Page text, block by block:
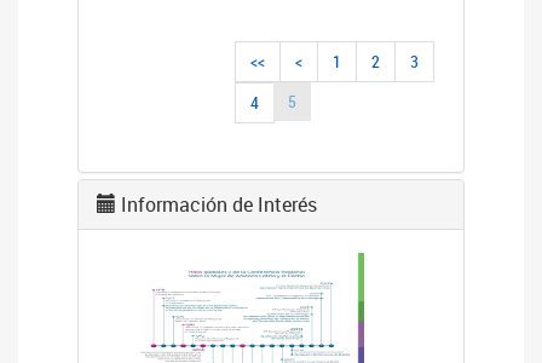
<< < 1 2
3
4
5
Información de Interés